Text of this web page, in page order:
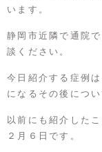
います。
静岡市近隣で通院
談ください。
今日紹介する症例
になるその後につい
以前にも紹介した
２月６日です。